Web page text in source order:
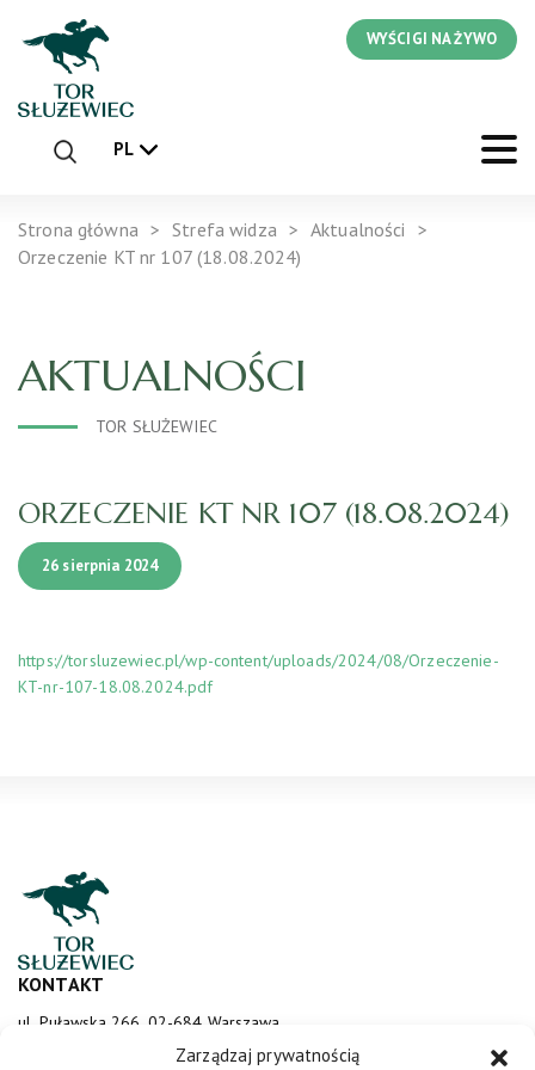
Zarządzaj prywatnością
WYŚCIGI NA ŻYWO
PL
Strona główna Strefa widza
Aktualności
Orzeczenie KT nr 107 (18.08.2024)
AKTUALNOŚCI
TOR SŁUŻEWIEC
ORZECZENIE KT NR 107 (18.08.2024)
26 sierpnia 2024
https://torsluzewiec.pl/wp-content/uploads/2024/08/Orzeczenie-
KT-nr-107-18.08.2024.pdf
KONTAKT
ul. Puławska 266, 02-684 Warszawa
sluzewiec@totalizator.pl